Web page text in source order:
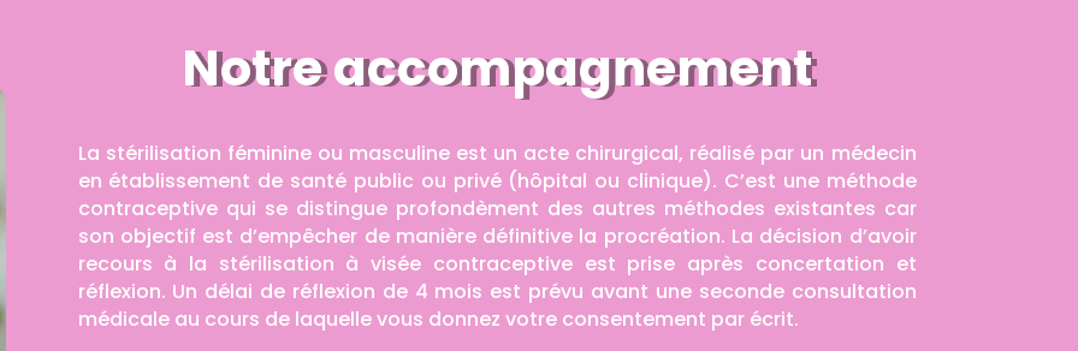
Notre accompagnement
La stérilisation féminine ou masculine est un acte chirurgical, réalisé par un médecin
en établissement de santé public ou privé (hôpital ou clinique). C’est une méthode
contraceptive qui se distingue profondèment des autres méthodes existantes car
son objectif est d’empêcher de manière définitive la procréation. La décision d’avoir
recours à la stérilisation à visée contraceptive est prise après concertation et
réflexion. Un délai de réflexion de 4 mois est prévu avant une seconde consultation
médicale au cours de laquelle vous donnez votre consentement par écrit.